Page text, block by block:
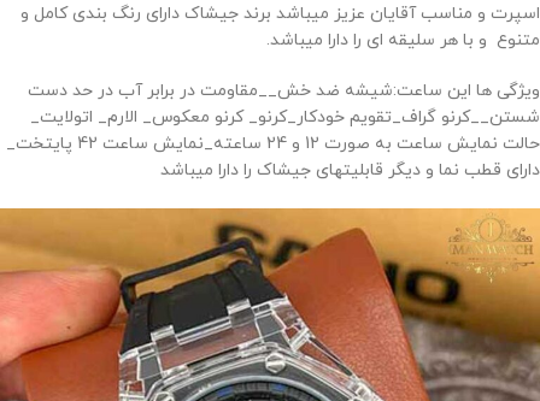
اسپرت و مناسب آقایان عزیز میباشد برند جیشاک دارای رنگ بندی کامل و
متنوع و با هر سلیقه ای را دارا میباشد.
ویژگی ها این ساعت:شیشه ضد خش__مقاومت در برابر آب در حد دست
شستن__کرنو گراف_تقویم خودکار_کرنو_ کرنو معکوس_ الارم_ اتولایت_
حالت نمایش ساعت به صورت 12 و 24 ساعته_نمایش ساعت 42 پایتخت_
دارای قطب نما و دیگر قابلیتهای جیشاک را دارا میباشد